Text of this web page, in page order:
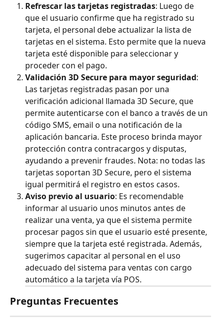
Refrescar las tarjetas registradas: Luego de
que el usuario confirme que ha registrado su
tarjeta, el personal debe actualizar la lista de
tarjetas en el sistema. Esto permite que la nueva
tarjeta esté disponible para seleccionar y
proceder con el pago.
Validación 3D Secure para mayor seguridad:
Las tarjetas registradas pasan por una
verificación adicional llamada 3D Secure, que
permite autenticarse con el banco a través de un
código SMS, email o una notificación de la
aplicación bancaria. Este proceso brinda mayor
protección contra contracargos y disputas,
ayudando a prevenir fraudes. Nota: no todas las
tarjetas soportan 3D Secure, pero el sistema
igual permitirá el registro en estos casos.
Aviso previo al usuario: Es recomendable
informar al usuario unos minutos antes de
realizar una venta, ya que el sistema permite
procesar pagos sin que el usuario esté presente,
siempre que la tarjeta esté registrada. Además,
sugerimos capacitar al personal en el uso
adecuado del sistema para ventas con cargo
automático a la tarjeta vía POS.
Preguntas Frecuentes